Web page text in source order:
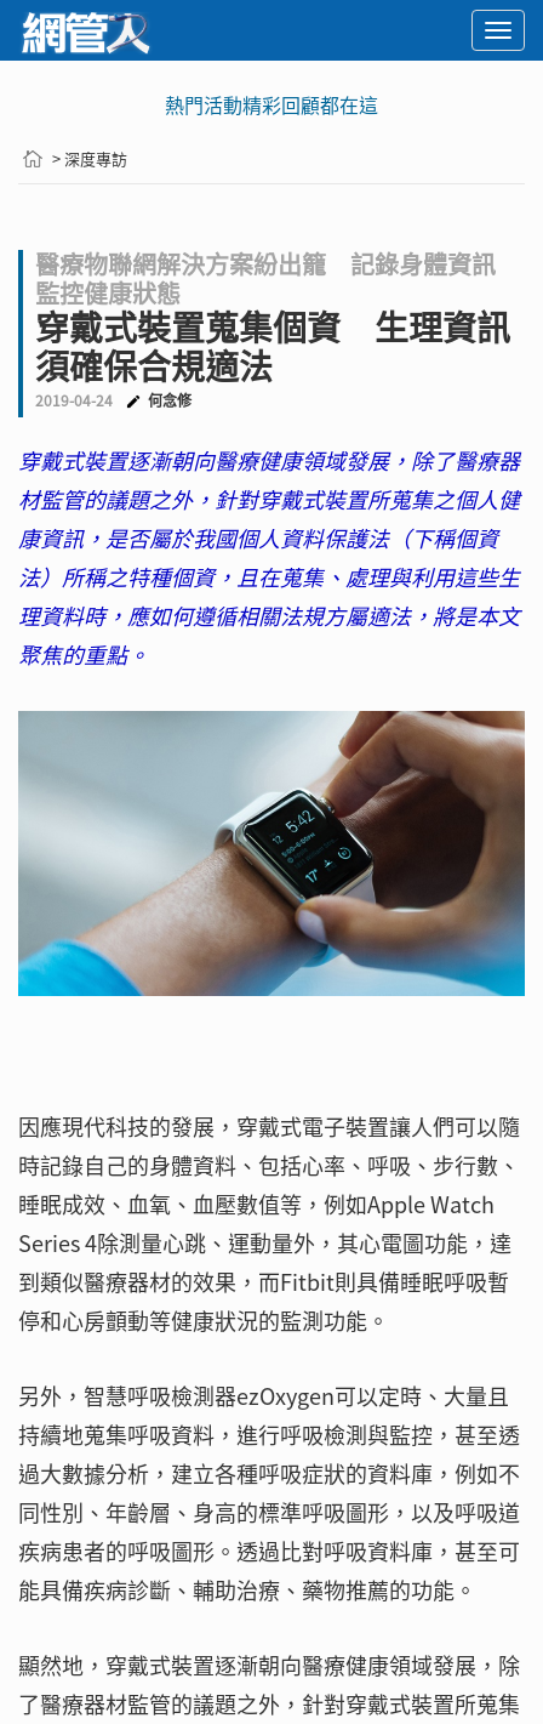
熱門活動精彩回顧都在這
> 深度專訪
醫療物聯網解決方案紛出籠 記錄身體資訊
監控健康狀態
穿戴式裝置蒐集個資 生理資訊
須確保合規適法
2019-04-24 何念修
穿戴式裝置逐漸朝向醫療健康領域發展，除了醫療器
材監管的議題之外，針對穿戴式裝置所蒐集之個人健
康資訊，是否屬於我國個人資料保護法（下稱個資
法）所稱之特種個資，且在蒐集、處理與利用這些生
理資料時，應如何遵循相關法規方屬適法，將是本文
聚焦的重點。
因應現代科技的發展，穿戴式電子裝置讓人們可以隨
時記錄自己的身體資料、包括心率、呼吸、步行數、
睡眠成效、血氧、血壓數值等，例如Apple Watch
Series 4除測量心跳、運動量外，其心電圖功能，達
到類似醫療器材的效果，而Fitbit則具備睡眠呼吸暫
停和心房顫動等健康狀況的監測功能。
另外，智慧呼吸檢測器ezOxygen可以定時、大量且
持續地蒐集呼吸資料，進行呼吸檢測與監控，甚至透
過大數據分析，建立各種呼吸症狀的資料庫，例如不
同性別、年齡層、身高的標準呼吸圖形，以及呼吸道
疾病患者的呼吸圖形。透過比對呼吸資料庫，甚至可
能具備疾病診斷、輔助治療、藥物推薦的功能。
顯然地，穿戴式裝置逐漸朝向醫療健康領域發展，除
了醫療器材監管的議題之外，針對穿戴式裝置所蒐集